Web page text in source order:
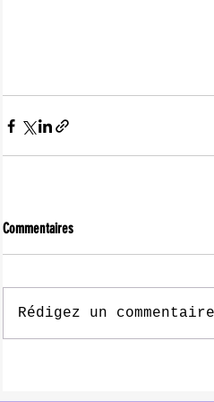
Commentaires
Rédigez un